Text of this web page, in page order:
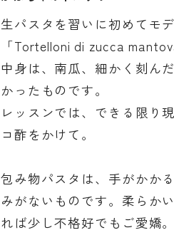
生パスタを習いに初めてモ
「Tortelloni di zucca
中身は、南瓜、細かく刻ん
かったものです。
レッスンでは、できる限り
コ酢をかけて。
包み物パスタは、手がかか
みがないものです。柔らか
れば少し不格好でもご愛嬌